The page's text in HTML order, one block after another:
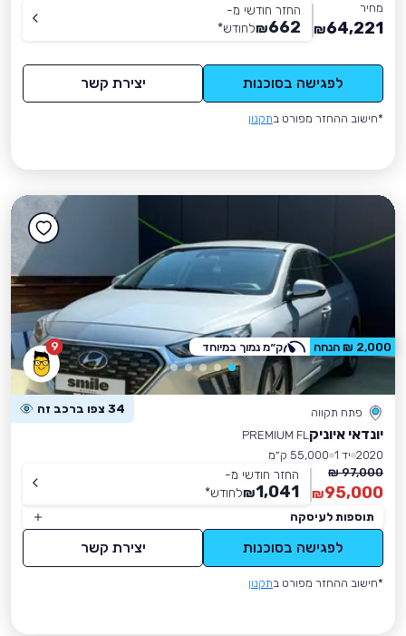
מחיר
64,221
₪
החזר חודשי מ-
662
₪לחודש*
לפגישה בסוכנות יצירת קשר
*חישוב ההחזר מפורט בתקנון
9
פתח תקווה 34 צפו ברכב זה
יונדאי איוניק PREMIUM FL
2020 יד 1
55,000 ק״מ
97,000 ₪
95,000
₪
החזר חודשי מ-
1,041
₪לחודש*
תוספות לעיסקה
לפגישה בסוכנות יצירת קשר
*חישוב ההחזר מפורט בתקנון
2,000 ₪ הנחה ק״מ נמוך במיוחד